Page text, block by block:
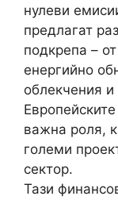
нулеви
предлагат
подкрепа –
енергийно
облекчения и
важна роля,
големи
сектор.
Тази